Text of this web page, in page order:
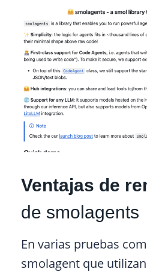
Ventajas de
de smolagents
En varias pruebas
smolagent que